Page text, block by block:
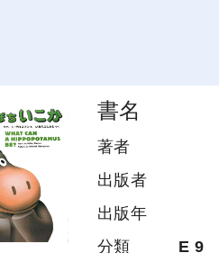
書名
著者
出版者
出版年
分類
E 9